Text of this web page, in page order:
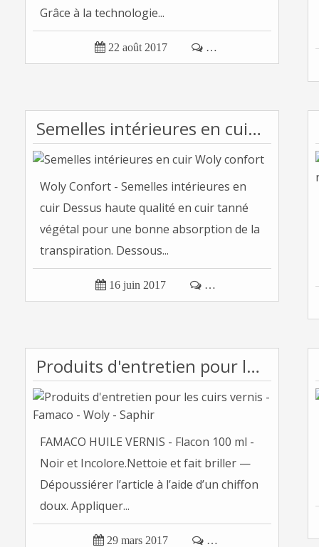
Grâce à la technologie...
 22 août 2017  …
Semelles intérieures en cuir Woly confort
Woly Confort - Semelles intérieures en
cuir Dessus haute qualité en cuir tanné
végétal pour une bonne absorption de la
transpiration. Dessous...
 16 juin 2017  …
Produits d'entretien pour les cuirs vernis - Famaco - Woly - Saphir
FAMACO HUILE VERNIS - Flacon 100 ml -
Noir et Incolore.Nettoie et fait briller —
Dépoussiérer l’article à l’aide d’un chiffon
doux. Appliquer...
 29 mars 2017  …